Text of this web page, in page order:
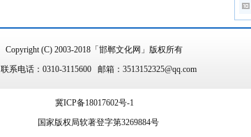
Copyright (C) 2003-2018「邯郸文化网」版权所有
联系电话：0310-3115600 邮箱：3513152325@qq.com
冀ICP备18017602号-1
国家版权局软著登字第3269884号